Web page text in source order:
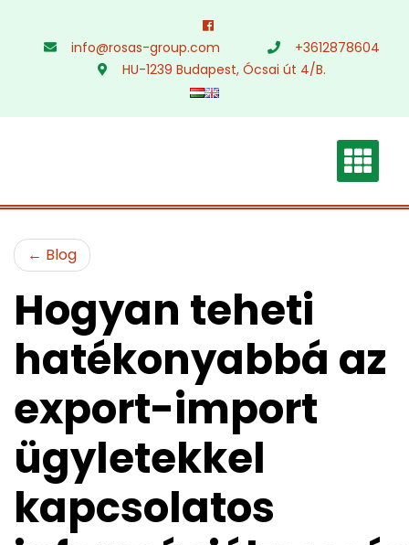
content
info@rosas-group.com
+3612878604
HU-1239 Budapest, Ócsai út 4/B.
Blog
Hogyan teheti
hatékonyabbá az
export-import
ügyletekkel
kapcsolatos